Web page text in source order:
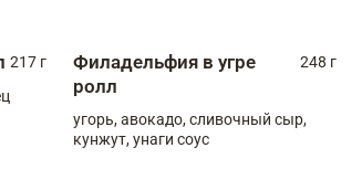
217 г
Филадельфия в угре
ролл
248 г
угорь, авокадо, сливочный сыр,
кунжут, унаги соус